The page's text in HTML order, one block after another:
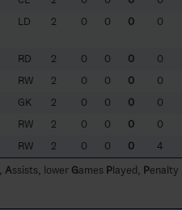
LD 2 0 0 0 0
RD 2 0 0 0
0
RW 2 0 0 0
0
GK 2 0 0 0
0
RW 2 0 0 0
0
RW 2 0 0 0
4
Assists, lower Games Played, Penalty